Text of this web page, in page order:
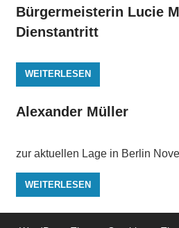
Bürgermeisterin Lucie
Dienstantritt
WEITERLESEN
Alexander Müller
zur aktuellen Lage in Berlin
WEITERLESEN